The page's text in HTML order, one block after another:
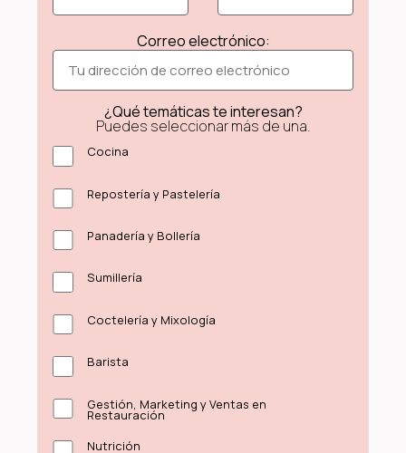
Correo electrónico:
¿Qué temáticas te interesan?
Puedes seleccionar más de una.
Cocina
Repostería y Pastelería
Panadería y Bollería
Sumillería
Coctelería y Mixología
Barista
Gestión, Marketing y Ventas en
Restauración
Nutrición